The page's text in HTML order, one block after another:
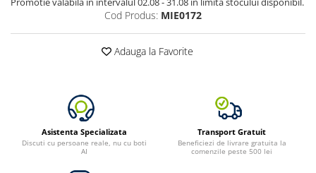
Cod Produs: MIE0172
Adauga la Favorite
Asistenta Specializata
Discuti cu persoane reale, nu cu boti
AI
Transport Gratuit
Beneficiezi de livrare gratuita la
comenzile peste 500 lei